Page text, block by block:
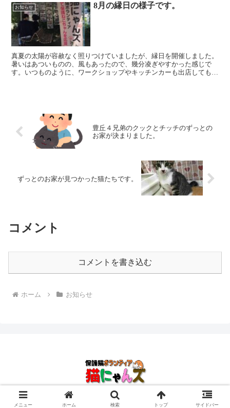
お知らせ 8月の縁日の様子です。
真夏の太陽が容赦なく照りつけていましたが、縁日を開催しました。
暑いはあついものの、風もあったので、幾分凌ぎやすかった感じで
す。いつものように、ワークショップやキッチンカーも出店してもら
豊丘４兄弟のクックとチッチのずっとの
お家が決まりました。
ずっとのお家が見つかった猫たちです。
コメント
コメントを書き込む
ホーム お知らせ
© 2021-2026 猫にゃんズブログ.
メニュー ホーム 検索 トップ サイドバー